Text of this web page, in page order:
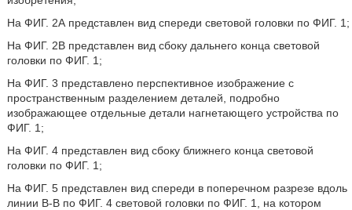
На ФИГ. 2А представлен вид спереди световой головки по ФИГ. 1;
На ФИГ. 2В представлен вид сбоку дальнего конца световой
головки по ФИГ. 1;
На ФИГ. 3 представлено перспективное изображение с
пространственным разделением деталей, подробно
изображающее отдельные детали нагнетающего устройства по
ФИГ. 1;
На ФИГ. 4 представлен вид сбоку ближнего конца световой
головки по ФИГ. 1;
На ФИГ. 5 представлен вид спереди в поперечном разрезе вдоль
линии В-В по ФИГ. 4 световой головки по ФИГ. 1, на котором